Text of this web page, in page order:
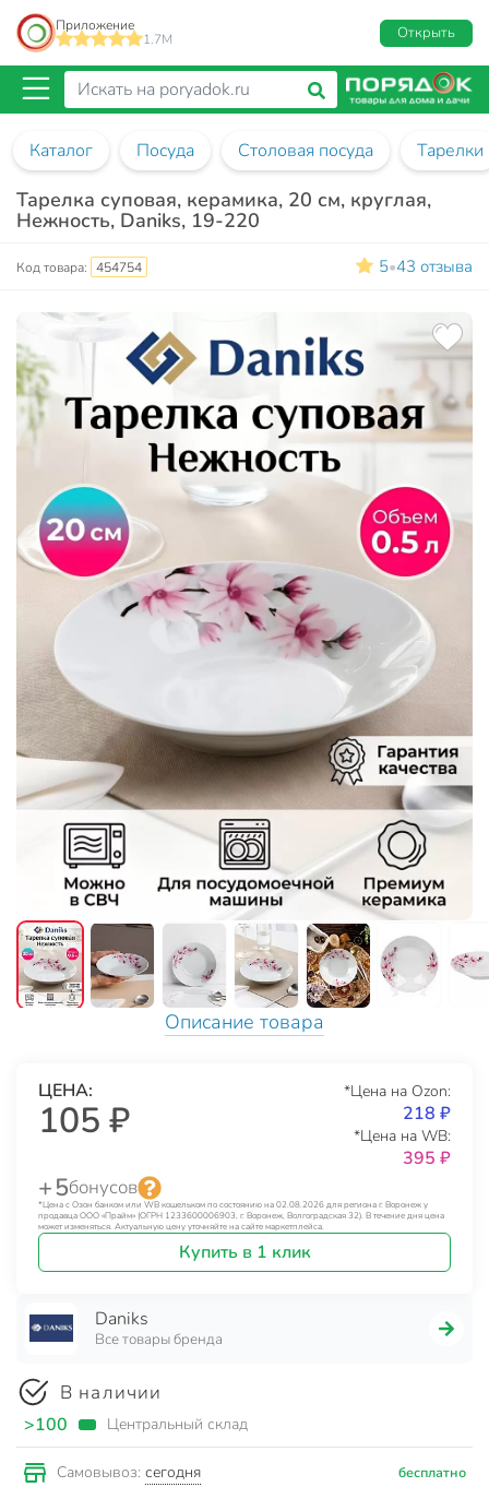
Приложение
1.7M
Открыть
Каталог Посуда Столовая посуда Тарелки
Тарелка суповая, керамика, 20 см, круглая,
Нежность, Daniks, 19-220
Код товара: 454754 5•43 отзыва
Описание товара
ЦЕНА:
105 ₽
*Цена на Ozon:
218 ₽
*Цена на WB:
395 ₽
+ 5бонусов
*Цена с Озон банком или WB кошельком по состоянию на 02.08.2026 для региона г. Воронеж у
продавца ООО «Прайм» (ОГРН 1233600006903, г. Воронеж, Волгоградская 32). В течение дня цена
может изменяться. Актуальную цену уточняйте на сайте маркетплейса.
Купить в 1 клик
Daniks
Все товары бренда
В наличии
>100 Центральный склад
Самовывоз: сегодня бесплатно